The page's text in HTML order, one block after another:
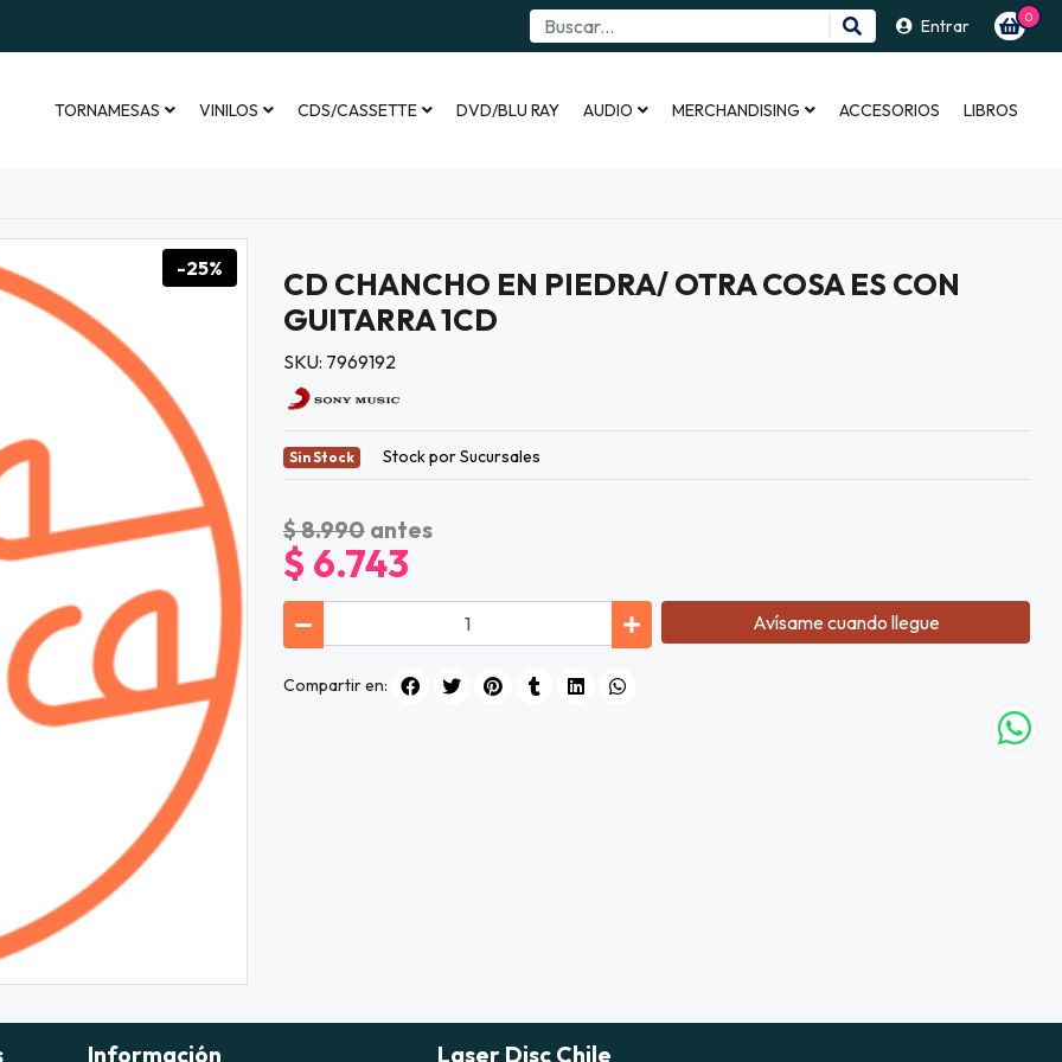
Entrar 0
TORNAMESAS VINILOS CDS/CASSETTE DVD/BLU RAY AUDIO MERCHANDISING ACCESORIOS LIBROS
-25%
CD CHANCHO EN PIEDRA/ OTRA COSA ES CON
GUITARRA 1CD
SKU: 7969192
Sin Stock Stock por Sucursales
$ 8.990 antes
$ 6.743
Avísame cuando llegue
Compartir en:
Información Laser Disc Chile